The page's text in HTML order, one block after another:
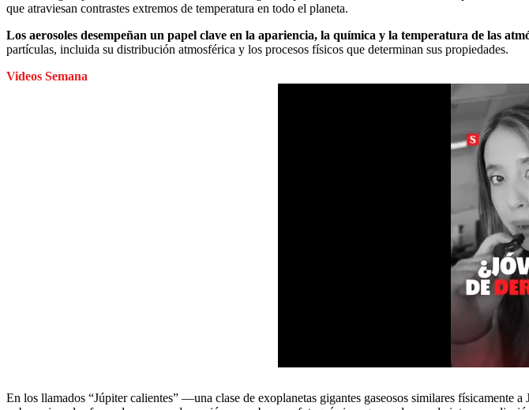
que atraviesan contrastes extremos de temperatura en todo el planeta.
Los aerosoles desempeñan un papel clave en la apariencia, la química y la temperatura de las
partículas, incluida su distribución atmosférica y los procesos físicos que determinan sus propiedades.
Videos Semana
En los llamados “Júpiter calientes” —una clase de exoplanetas gigantes gaseosos similares